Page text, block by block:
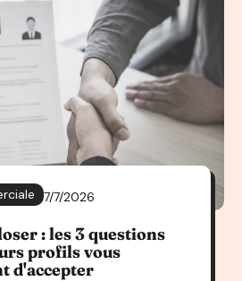
7/7/2026
: les 3 questions
profils vous
d'accepter